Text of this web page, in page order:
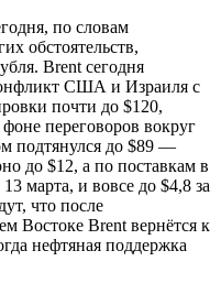
по словам
обстоятельств,
Brent сегодня
США и Израиля с
почти до $120,
переговоров вокруг
подтянулся до $89 —
до $12, а по поставкам в
марта, и вовсе до $4,8 за
что после
Востоке Brent вернётся к
нефтяная поддержка